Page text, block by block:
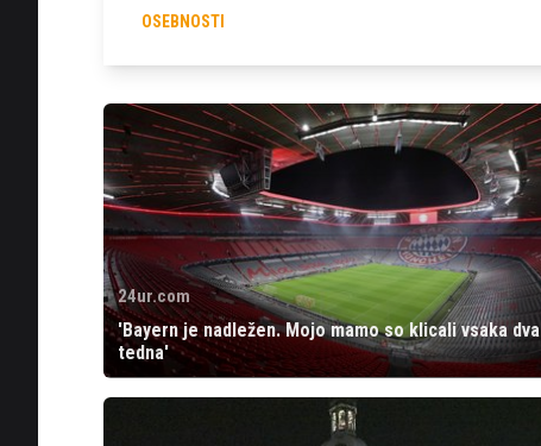
OSEBNOSTI
24ur.com
'Bayern je nadležen. Mojo mamo so klicali vsaka dva
tedna'